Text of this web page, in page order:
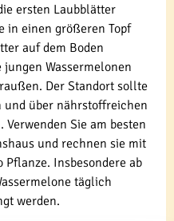
ersten Laubblätter
in einen größeren Topf
auf dem Boden
Wassermelonen
Der Standort sollte
über nährstoffreichen
Sie am besten
und rechnen sie mit
Insbesondere ab
täglich
werden.